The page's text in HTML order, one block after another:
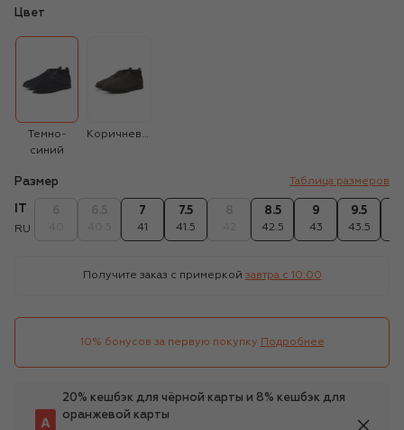
Цвет
Темно-
синий
Коричневый
Размер Таблица размеров
RU
7
41
7.5
41.5
8.5
42.5
9
43
9.5
43.5
Получите заказ с примеркой завтра c 10:00
10% бонусов за первую покупку Подробнее
20% кешбэк для чёрной карты и 8% кешбэк для
оранжевой карты